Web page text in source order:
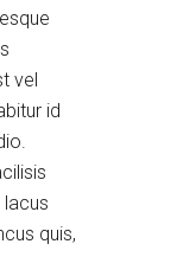
vel
id
quis,